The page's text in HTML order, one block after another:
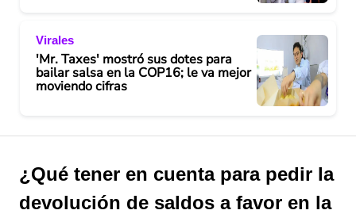
Virales
'Mr. Taxes' mostró sus dotes para
bailar salsa en la COP16; le va mejor
moviendo cifras
¿Qué tener en cuenta para pedir la
devolución de saldos a favor en la